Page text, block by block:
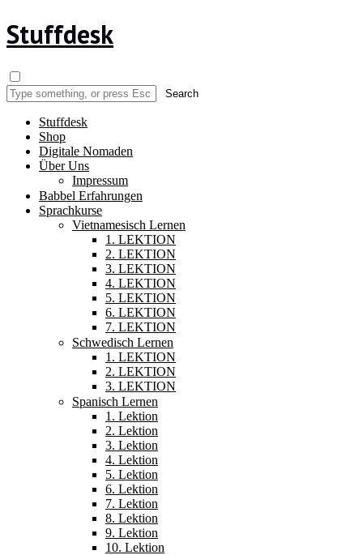
Stuffdesk
Stuffdesk
Shop
Digitale Nomaden
Über Uns
Impressum
Babbel Erfahrungen
Sprachkurse
Vietnamesisch Lernen
1. LEKTION
2. LEKTION
3. LEKTION
4. LEKTION
5. LEKTION
6. LEKTION
7. LEKTION
Schwedisch Lernen
1. LEKTION
2. LEKTION
3. LEKTION
Spanisch Lernen
1. Lektion
2. Lektion
3. Lektion
4. Lektion
5. Lektion
6. Lektion
7. Lektion
8. Lektion
9. Lektion
10. Lektion